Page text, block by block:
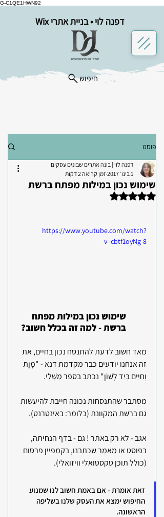
G-C1QE1HWN92
דפנה לוי • בניית אתרי Wix
חיפוש
פוסט
שימוש נכון במילות מפתח ברשת
דפנה לוי | בונה אתרים שבונים עסקים
1 בינו׳ 2017
זמן קריאה 2 דקות
דירוג של NaN מתוך 5 כוכבים
https://www.youtube.com/watch?
v=cbtf1oyNg-8
שימוש נכון במילות מפתח
ברשת - למה זה בכלל חשוב?
מאד חשוב לדעת להתנסח נכון בחיים, את
זה אנחנו יודעים כבר מקדמת דנא - "מָוֶת
וְחַיִּים בְּיַד לָשׁוֹן" נכתב בספר מִשְׁלֵי.
מסתבר שהתנסחות נכונה חייבת להיעשות
גם ברשת המקוונת (כלומר: באינטרנט).
אגב - לא רק באתר ! גם - בדף הנחיתה,
בפוסט או מאמר שכתבנו, בקמפיין פרסום
(כולל תוכן טקסטואלי וויזואלי).
זאת אומרת - אם באמת חשוב לנו שמנוע
החיפוש ימצא את העסק שלנו בשליפה
הראשונה.